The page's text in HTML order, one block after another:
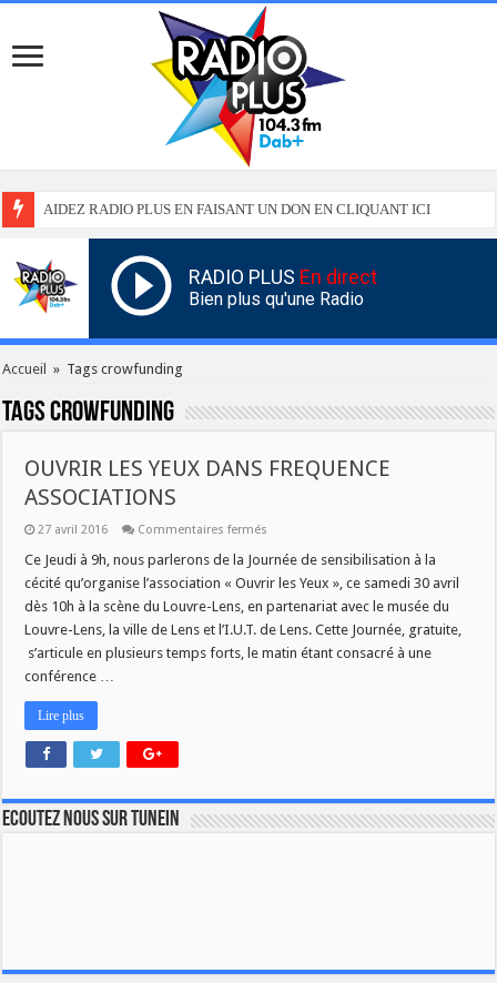
AIDEZ RADIO PLUS EN FAISANT UN DON EN CLIQUANT ICI
RADIO PLUS En direct
Bien plus qu'une Radio
Accueil » Tags crowfunding
Tagscrowfunding
OUVRIR LES YEUX DANS FREQUENCE
ASSOCIATIONS
27 avril 2016 Commentaires fermés
LES
DANS
FREQUENCE
ASSOCIATIONS
Ce Jeudi à 9h, nous parlerons de la Journée de sensibilisation à la
cécité qu’organise l’association « Ouvrir les Yeux », ce samedi 30 avril
dès 10h à la scène du Louvre-Lens, en partenariat avec le musée du
Louvre-Lens, la ville de Lens et l’I.U.T. de Lens. Cette Journée, gratuite,
s’articule en plusieurs temps forts, le matin étant consacré à une
conférence …
Lire plus
Ecoutez nous sur TuneIn